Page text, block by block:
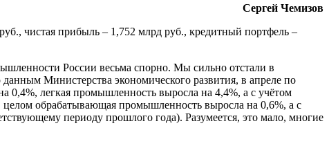
Сергей Чемизов
чистая прибыль – 1,752 млрд руб., кредитный портфель –
России весьма спорно. Мы сильно отстали в
Министерства экономического развития, в апреле по
0,4%, легкая промышленность выросла на 4,4%, а с учётом
целом обрабатывающая промышленность выросла на 0,6%, а с
периоду прошлого года). Разумеется, это мало, многие